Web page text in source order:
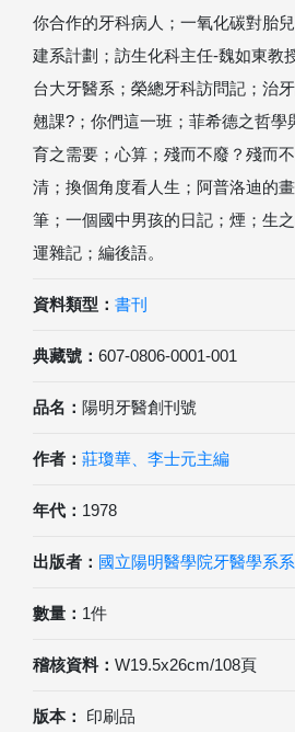
你合作的牙科病人；一氧化碳對胎
建系計劃；訪生化科主任-魏如東教
台大牙醫系；榮總牙科訪問記；治
翹課?；你們這一班；菲希德之哲學
育之需要；心算；殘而不廢？殘而
清；換個角度看人生；阿普洛迪的
筆；一個國中男孩的日記；煙；生
運雜記；編後語。
資料類型： 書刊
典藏號： 607-0806-0001-001
品名： 陽明牙醫創刊號
作者： 莊瓊華、李士元主編
年代： 1978
出版者： 國立陽明醫學院牙醫學系
數量： 1件
稽核資料： W19.5x26cm/108頁
版本： 印刷品